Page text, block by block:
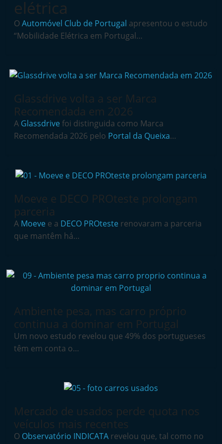
n
d
e
d
e
n
d
A
a
k
e
t
m
v
elétrica
OAutomóvel Club de Portugal apresentou o estudo
“Mobilidade Elétrica em Portugal…
Glassdrive volta a ser Marca
Recomendada em 2026
A Glassdrive foi distinguida como Marca
Recomendada 2026 pelo Portal da Queixa…
Moeve e DECO PROteste prolongam
parceria
A Moeve e a DECO PROteste renovaram a parceria
que mantêm há…
Ambiente pesa, mas carro próprio
continua a dominar em Portugal
Um novo estudo revelou que 49% dos portugueses
têm em conta o…
Mercado de usados perde quota nos
veículos mais recentes
O Observatório INDICATA revelou que, tal como no